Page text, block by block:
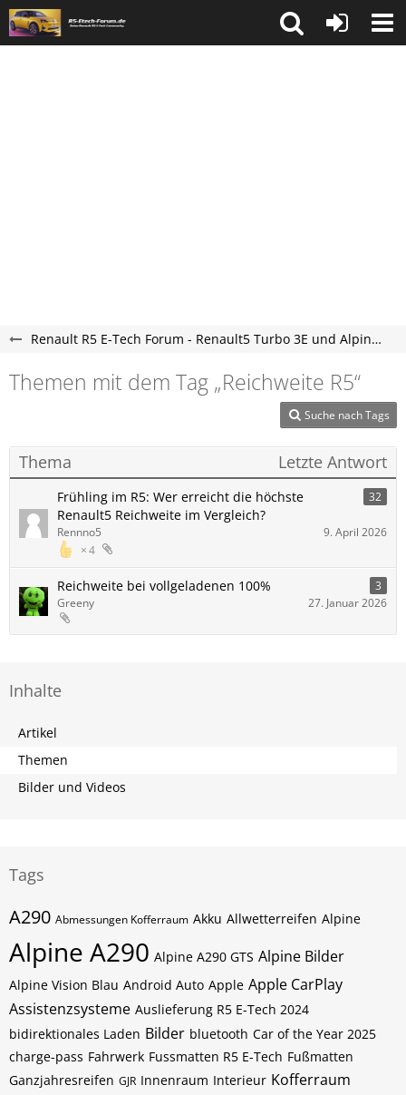
Renault R5 E-Tech Forum - Renault5 Turbo 3E und Alpine A290 Elektro Forum
Themen mit dem Tag „Reichweite R5“
Suche nach Tags
Thema Letzte Antwort
Frühling im R5: Wer erreicht die höchste
Renault5 Reichweite im Vergleich?
32
4
Rennno5 9. April 2026
Reichweite bei vollgeladenen 100%
3
Greeny
27. Januar 2026
Inhalte
Artikel
Themen
Bilder und Videos
Tags
A290 Abmessungen Kofferraum Akku Allwetterreifen Alpine
Alpine A290 Alpine A290 GTS Alpine Bilder
Alpine Vision Blau Android Auto Apple Apple CarPlay
Assistenzsysteme Auslieferung R5 E-Tech 2024
bidirektionales Laden Bilder bluetooth Car of the Year 2025
charge-pass Fahrwerk Fussmatten R5 E-Tech Fußmatten
Ganzjahresreifen GJR Innenraum Interieur Kofferraum